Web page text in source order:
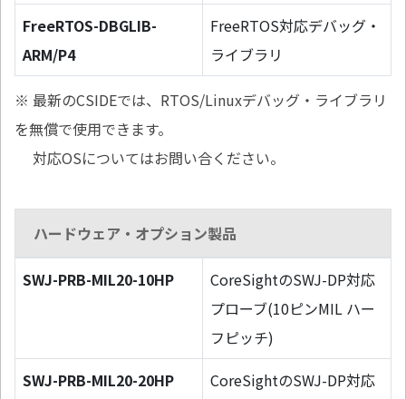
FreeRTOS-DBGLIB-
ARM/P4
FreeRTOS対応デバッグ・
ライブラリ
※ 最新のCSIDEでは、RTOS/Linuxデバッグ・ライブラリ
を無償で使用できます。
対応OSについてはお問い合ください。
ハードウェア・オプション製品
SWJ-PRB-MIL20-10HP
CoreSightのSWJ-DP対応
プローブ(10ピンMIL ハー
フピッチ)
SWJ-PRB-MIL20-20HP
CoreSightのSWJ-DP対応